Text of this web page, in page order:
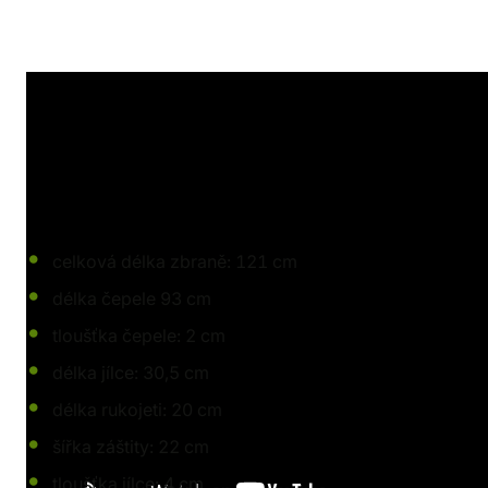
tloušťka jílce: 4 cm